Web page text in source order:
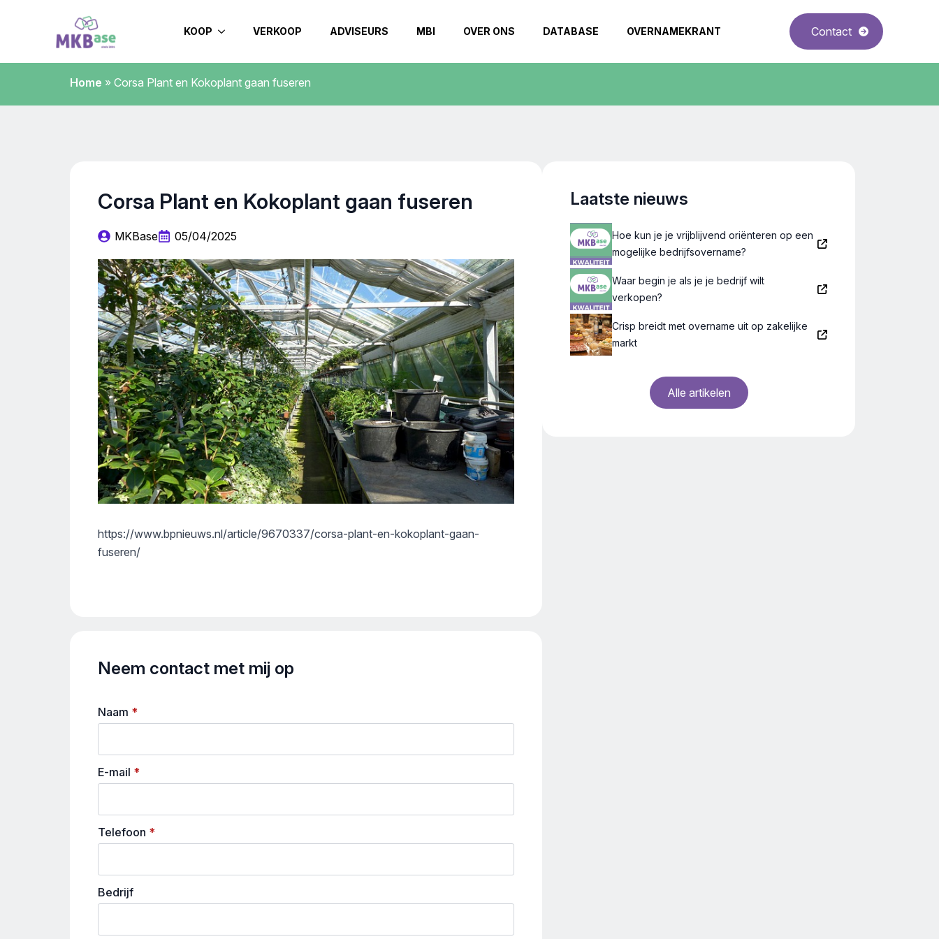
KOOP VERKOOP ADVISEURS MBI OVER ONS DATABASE OVERNAMEKRANT Contact
Home » Corsa Plant en Kokoplant gaan fuseren
Corsa Plant en Kokoplant gaan fuseren
MKBase 05/04/2025
https://www.bpnieuws.nl/article/9670337/corsa-plant-en-kokoplant-gaan-
fuseren/
Neem contact met mij op
Naam *
E-mail *
Telefoon *
Bedrijf
Laatste nieuws
Hoe kun je je vrijblijvend oriënteren op een
mogelijke bedrijfsovername?
Waar begin je als je je bedrijf wilt
verkopen?
Crisp breidt met overname uit op zakelijke
markt
Alle artikelen